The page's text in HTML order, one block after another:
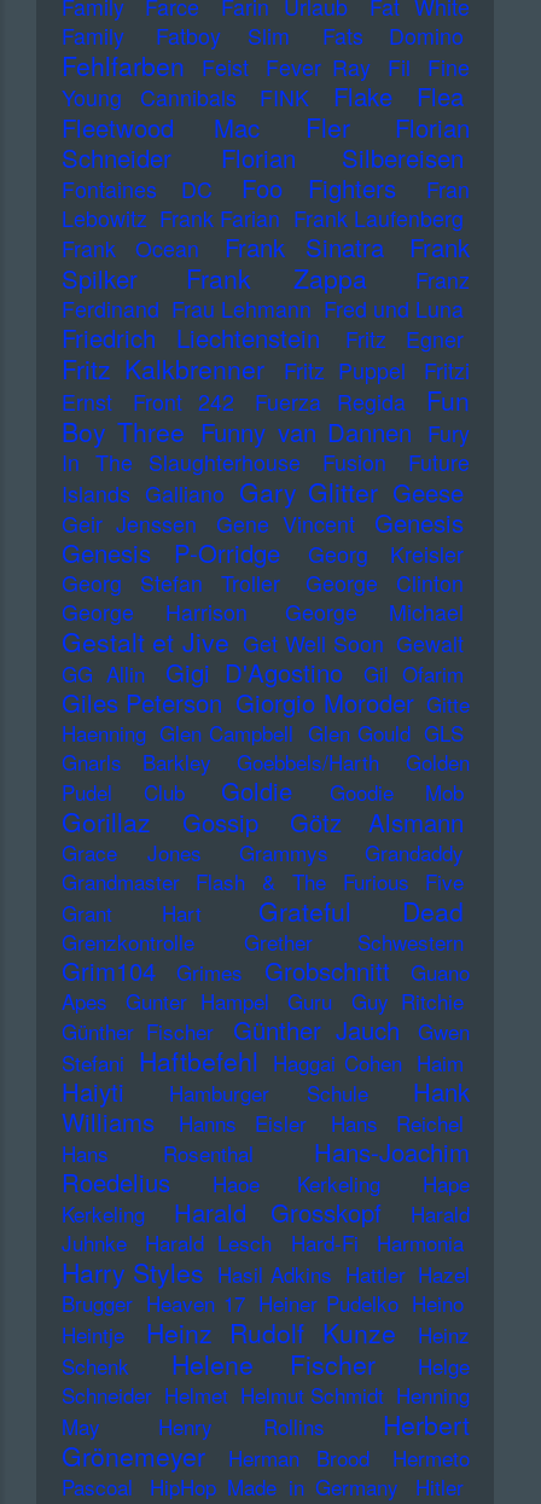
Family
Farce Farin Urlaub
Fat White
Family
Fatboy Slim Fats Domino
Fehlfarben Feist Fever Ray Fil
Fine
Young Cannibals
FINK Flake
Flea
Fleetwood Mac
Fler
Florian
Schneider
Florian Silbereisen
Fontaines DC Foo Fighters
Fran
Lebowitz Frank Farian Frank Laufenberg
Frank Ocean
Frank Sinatra
Frank
Spilker
Frank Zappa
Franz
Ferdinand Frau Lehmann Fred und Luna
Friedrich Liechtenstein Fritz Egner
Fritz Kalkbrenner Fritz Puppel
Fritzi
Ernst
Front 242 Fuerza Regida
Fun
Boy Three Funny van Dannen Fury
In The Slaughterhouse
Fusion
Future
Islands Galliano Gary Glitter Geese
Geir Jenssen Gene Vincent
Genesis
Genesis P-Orridge
Georg Kreisler
Georg Stefan Troller
George Clinton
George Harrison
George Michael
Gestalt et Jive Get Well Soon Gewalt
GG Allin
Gigi D'Agostino Gil Ofarim
Giles Peterson Giorgio Moroder Gitte
Haenning Glen Campbell Glen Gould GLS
Gnarls Barkley
Goebbels/Harth
Golden
Pudel Club
Goldie Goodie Mob
Gorillaz Gossip Götz Alsmann
Grace Jones Grammys
Grandaddy
Grandmaster Flash & The Furious Five
Grant Hart
Grateful Dead
Grenzkontrolle Grether Schwestern
Grim104 Grimes Grobschnitt
Guano
Apes
Gunter Hampel Guru
Guy Ritchie
Günther Fischer
Günther Jauch
Gwen
Stefani Haftbefehl Haggai Cohen Haim
Haiyti Hamburger Schule
Hank
Williams
Hanns Eisler
Hans Reichel
Hans Rosenthal
Hans-Joachim
Roedelius
Haoe Kerkeling
Hape
Kerkeling
Harald Grosskopf
Harald
Juhnke
Harald Lesch Hard-Fi Harmonia
Harry Styles Hasil Adkins Hattler Hazel
Brugger Heaven 17 Heiner Pudelko Heino
Heintje
Heinz Rudolf Kunze
Heinz
Schenk
Helene Fischer
Helge
Schneider Helmet Helmut Schmidt Henning
May
Henry Rollins
Herbert
Grönemeyer
Herman Brood
Hermeto
Pascoal
HipHop Made in Germany
Hitler